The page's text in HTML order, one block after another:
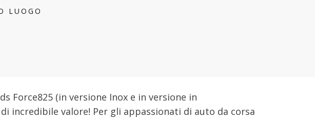
LUOGO
Force825 (in versione Inox e in versione in
incredibile valore! Per gli appassionati di auto da corsa